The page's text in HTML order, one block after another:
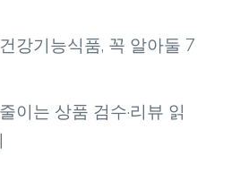
강기능식품, 꼭 알아둘 7
이는 상품 검수·리뷰 읽